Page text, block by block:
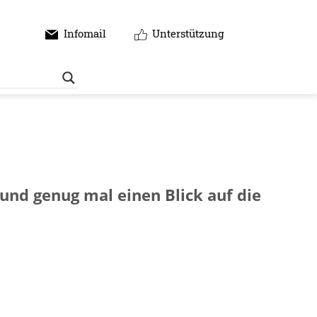
Infomail Unterstützung
genug mal einen Blick auf die